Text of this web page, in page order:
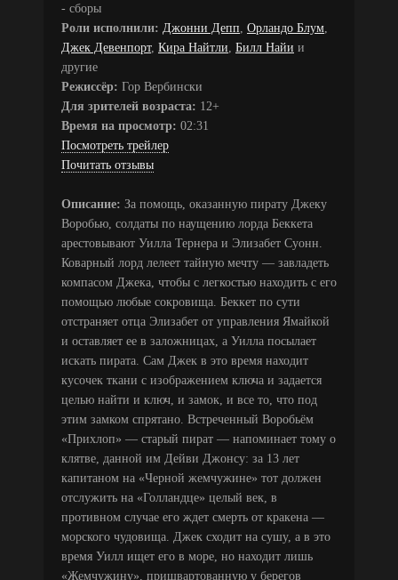
- сборы
Роли исполнили: Джонни Депп Орландо Блум
Джек Девенпорт, Кира Найтли Билл Найи и
другие
Режиссёр: Гор Вербински
Для зрителей возраста: 12+
Время на просмотр: 02:31
Посмотреть трейлер
Почитать отзывы
Описание: За помощь, оказанную пирату Джеку
Воробью, солдаты по наущению лорда Беккета
арестовывают Уилла Тернера и Элизабет Суонн.
Коварный лорд лелеет тайную мечту — завладеть
компасом Джека, чтобы с легкостью находить с его
помощью любые сокровища. Беккет по сути
отстраняет отца Элизабет от управления Ямайкой
и оставляет ее в заложницах, а Уилла посылает
искать пирата. Сам Джек в это время находит
кусочек ткани с изображением ключа и задается
целью найти и ключ, и замок, и все то, что под
этим замком спрятано. Встреченный Воробьём
«Прихлоп» — старый пират — напоминает тому о
клятве, данной им Дейви Джонсу: за 13 лет
капитаном на «Черной жемчужине» тот должен
отслужить на «Голландце» целый век, в
противном случае его ждет смерть от кракена —
морского чудовища. Джек сходит на сушу, а в это
время Уилл ищет его в море, но находит лишь
«Жемчужину», пришвартованную у берегов